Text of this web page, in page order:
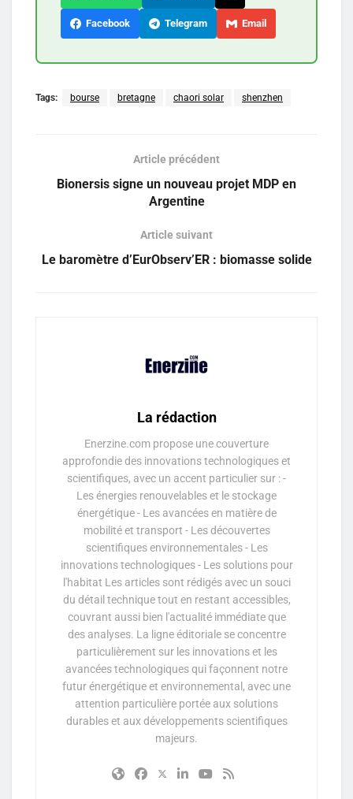
Facebook Telegram Email
Tags: bourse bretagne chaori solar shenzhen
Article précédent
Bionersis signe un nouveau projet MDP en
Argentine
Article suivant
Le baromètre d’EurObserv’ER : biomasse solide
La rédaction
Enerzine.com propose une couverture
approfondie des innovations technologiques et
scientifiques, avec un accent particulier sur : -
Les énergies renouvelables et le stockage
énergétique - Les avancées en matière de
mobilité et transport - Les découvertes
scientifiques environnementales - Les
innovations technologiques - Les solutions pour
l'habitat Les articles sont rédigés avec un souci
du détail technique tout en restant accessibles,
couvrant aussi bien l'actualité immédiate que
des analyses. La ligne éditoriale se concentre
particulièrement sur les innovations et les
avancées technologiques qui façonnent notre
futur énergétique et environnemental, avec une
attention particulière portée aux solutions
durables et aux développements scientifiques
majeurs.